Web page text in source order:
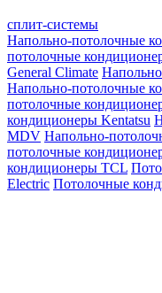
сплит-системы
Напольно-потолочные
потолочные
General Climate
Напольно-потолочные
потолочные
кондиционеры Kentatsu
MDV Напольно-
потолочные
кондиционеры TCL
Electric Потолочные